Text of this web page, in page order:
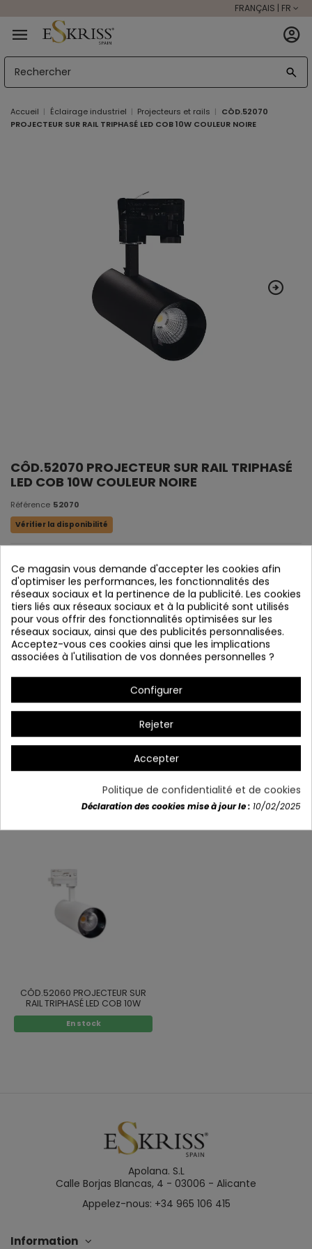
FRANÇAIS | FR
Accueil Éclairage industriel Projecteurs et rails
CÔD.52070
PROJECTEUR SUR RAIL TRIPHASÉ LED COB 10W COULEUR NOIRE
CÔD.52070 PROJECTEUR SUR RAIL TRIPHASÉ
LED COB 10W COULEUR NOIRE
Référence 52070
Vérifier la disponibilité
Détails du produit
Vous aimerez aussi
CÔD.52060 PROJECTEUR SUR
RAIL TRIPHASÉ LED COB 10W
COULEUR BLANCHE
En stock
Apolana. S.L
Calle Borjas Blancas, 4 - 03006 - Alicante
Appelez-nous: +34 965 106 415
Information
Ce magasin vous demande d'accepter les cookies afin
d'optimiser les performances, les fonctionnalités des
réseaux sociaux et la pertinence de la publicité. Les cookies
tiers liés aux réseaux sociaux et à la publicité sont utilisés
pour vous offrir des fonctionnalités optimisées sur les
réseaux sociaux, ainsi que des publicités personnalisées.
Acceptez-vous ces cookies ainsi que les implications
associées à l'utilisation de vos données personnelles ?
Configurer
Rejeter
Accepter
Politique de confidentialité et de cookies
Déclaration des cookies mise à jour le : 10/02/2025